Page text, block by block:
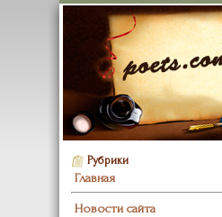
Рубрики
Главная
Новости сайта